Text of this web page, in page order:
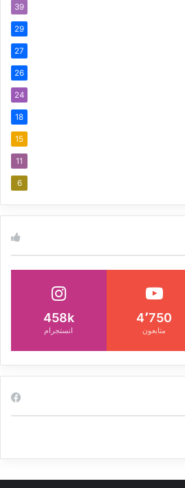
39
29
27
26
24
18
15
11
6
4٬750
متابعون
458k
انستجرام